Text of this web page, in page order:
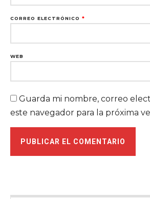
CORREO ELECTRÓNICO *
WEB
Guarda mi nombre, correo
este navegador para la próxima